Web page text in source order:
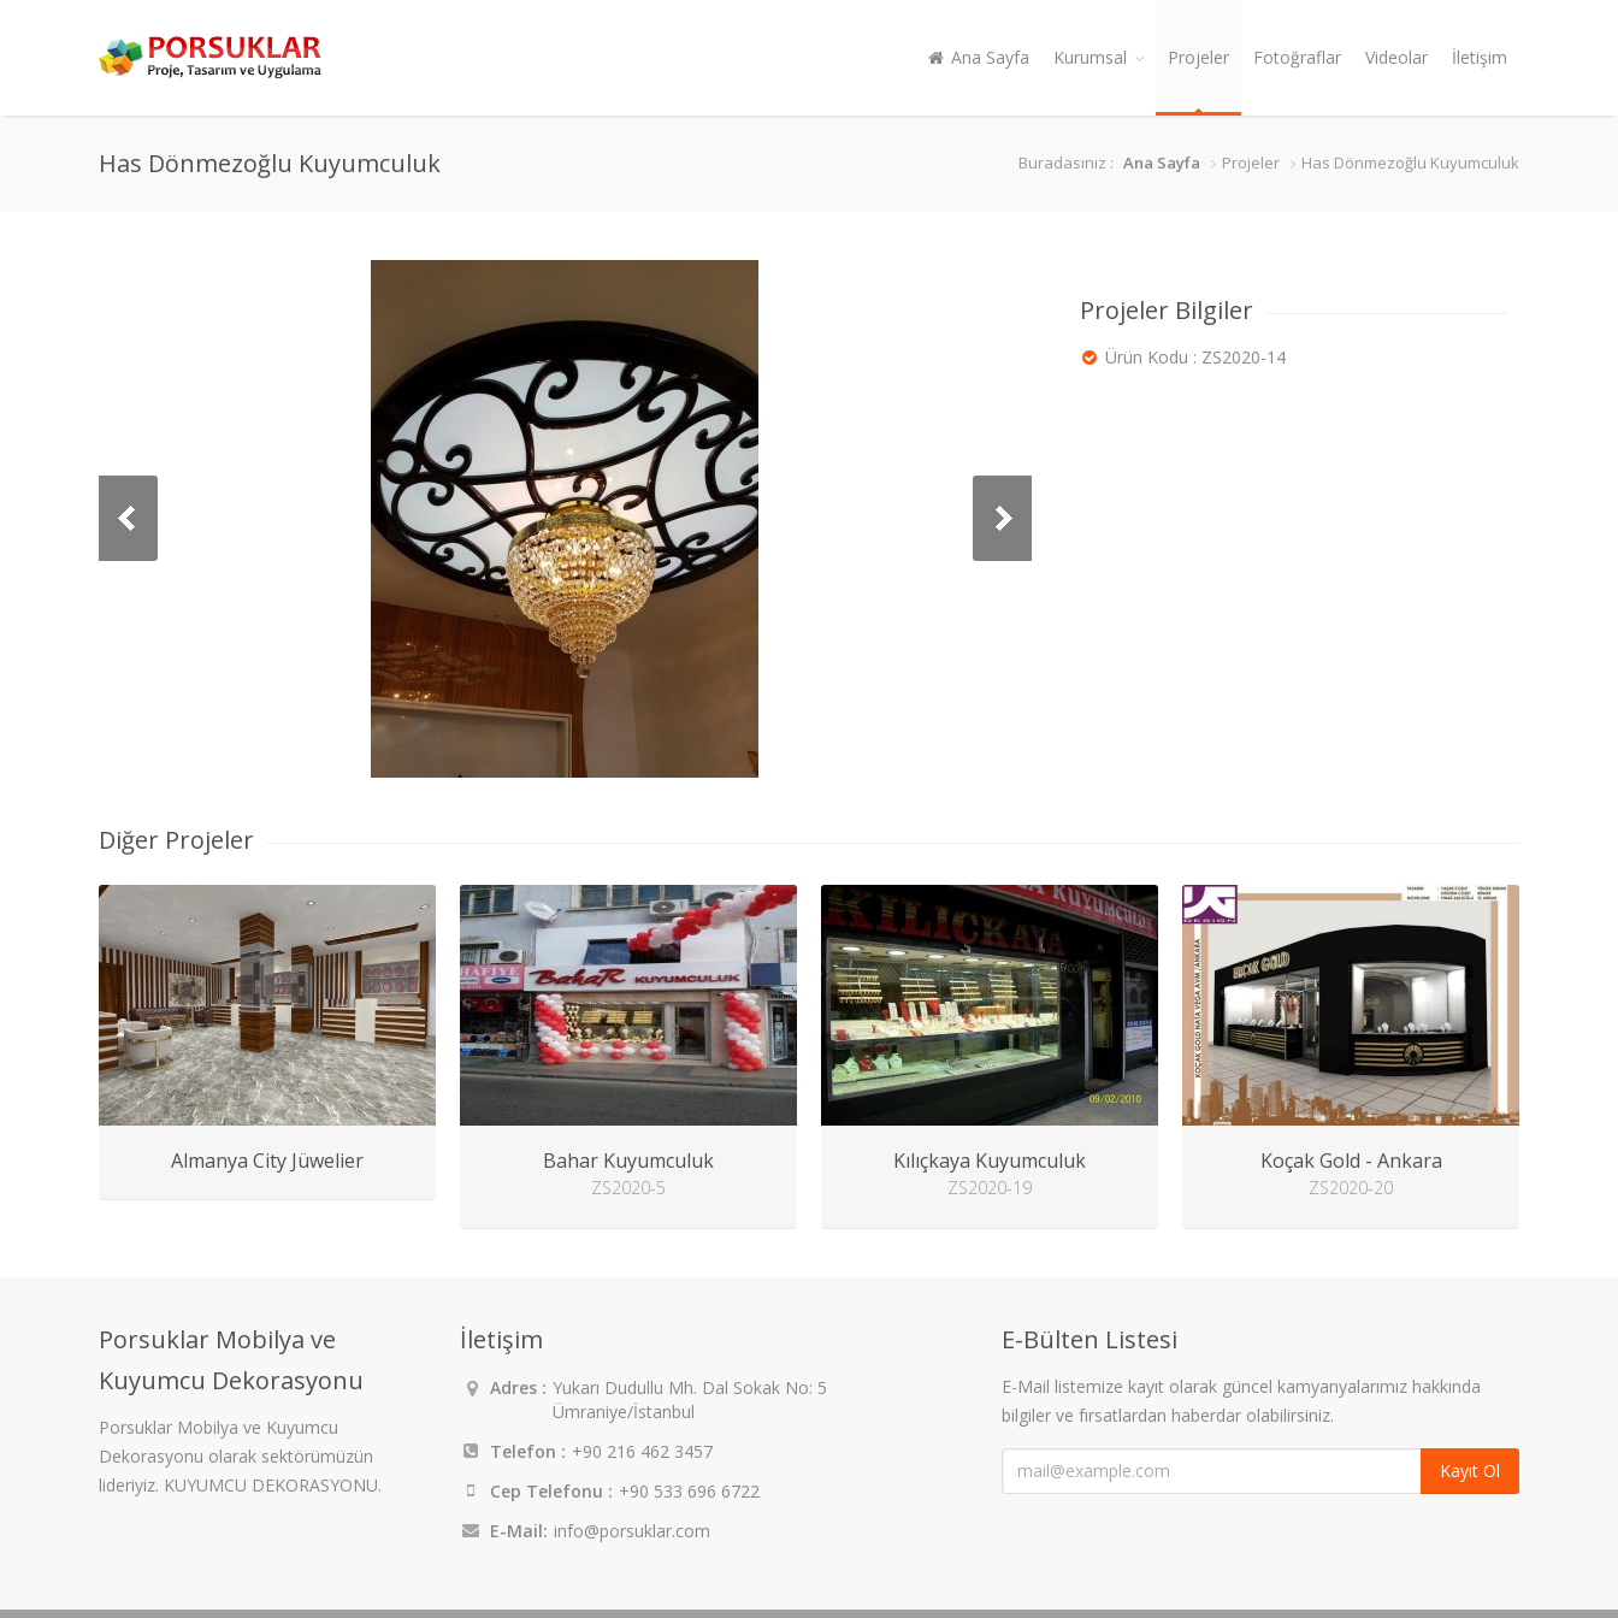
Ana Sayfa Kurumsal Projeler Fotoğraflar Videolar İletişim
Has Dönmezoğlu Kuyumculuk Buradasınız : Ana Sayfa Projeler Has Dönmezoğlu Kuyumculuk
Projeler Bilgiler
Ürün Kodu : ZS2020-14
Diğer Projeler
Almanya City Jüwelier Bahar Kuyumculuk
ZS2020-5
Kılıçkaya Kuyumculuk
ZS2020-19
Koçak Gold - Ankara
ZS2020-20
Porsuklar Mobilya ve
Kuyumcu Dekorasyonu
Porsuklar Mobilya ve Kuyumcu
Dekorasyonu olarak sektörümüzün
lideriyiz. KUYUMCU DEKORASYONU.
İletişim
Adres : Yukarı Dudullu Mh. Dal Sokak No: 5
Ümraniye/İstanbul
Telefon : +90 216 462 3457
Cep Telefonu : +90 533 696 6722
E-Mail: info@porsuklar.com
E-Bülten Listesi
E-Mail listemize kayıt olarak güncel kamyanyalarımız hakkında
bilgiler ve fırsatlardan haberdar olabilirsiniz.
Kayıt Ol